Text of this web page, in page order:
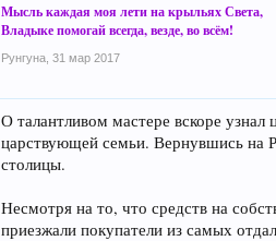
Мысль каждая моя лети на крыльях Света,
Владыке помогай всегда, везде, во всём!
Рунгуна 31 мар 2017
О талантливом мастере вскоре
царствующей семьи. Вернувшись на
столицы.
Несмотря на то, что средств на
приезжали покупатели из самых